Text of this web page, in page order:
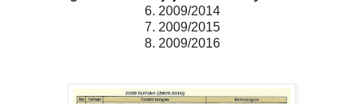
6. 2009/2014
7. 2009/2015
8. 2009/2016